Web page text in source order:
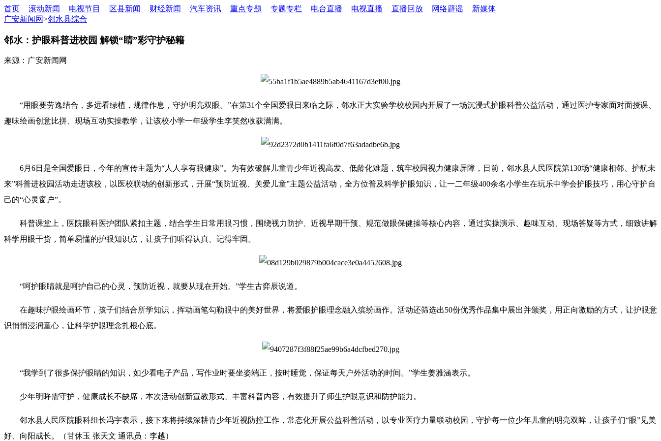
首页 滚动新闻 电视节目 区县新闻 财经新闻 汽车资讯 重点专题 专题专栏 电台直播 电视直播 直播回放 网络辟谣
新媒体
广安新闻网>邻水县综合
邻水：护眼科普进校园 解锁“睛”彩守护秘籍
来源：广安新闻网
“用眼要劳逸结合，多远看绿植，规律作息，守护明亮双眼。”在第31个全国爱眼日来临之际，邻水正大实验学校校园内开展了一场沉浸式护眼科普公益活动，通过医护专家面对面授课、
趣味绘画创意比拼、现场互动实操教学，让该校小学一年级学生李笑然收获满满。
6月6日是全国爱眼日，今年的宣传主题为“人人享有眼健康”。为有效破解儿童青少年近视高发、低龄化难题，筑牢校园视力健康屏障，日前，邻水县人民医院第130场“健康相邻、护航未
来”科普进校园活动走进该校，以医校联动的创新形式，开展“预防近视、关爱儿童”主题公益活动，全方位普及科学护眼知识，让一二年级400余名小学生在玩乐中学会护眼技巧，用心守护自
己的“心灵窗户”。
科普课堂上，医院眼科医护团队紧扣主题，结合学生日常用眼习惯，围绕视力防护、近视早期干预、规范做眼保健操等核心内容，通过实操演示、趣味互动、现场答疑等方式，细致讲解
科学用眼干货，简单易懂的护眼知识点，让孩子们听得认真、记得牢固。
“呵护眼睛就是呵护自己的心灵，预防近视，就要从现在开始。”学生古弈辰说道。
在趣味护眼绘画环节，孩子们结合所学知识，挥动画笔勾勒眼中的美好世界，将爱眼护眼理念融入缤纷画作。活动还筛选出50份优秀作品集中展出并颁奖，用正向激励的方式，让护眼意
识悄悄浸润童心，让科学护眼理念扎根心底。
“我学到了很多保护眼睛的知识，如少看电子产品，写作业时要坐姿端正，按时睡觉，保证每天户外活动的时间。”学生姜雅涵表示。
少年明眸需守护，健康成长不缺席，本次活动创新宣教形式、丰富科普内容，有效提升了师生护眼意识和防护能力。
邻水县人民医院眼科组长冯宇表示，接下来将持续深耕青少年近视防控工作，常态化开展公益科普活动，以专业医疗力量联动校园，守护每一位少年儿童的明亮双眸，让孩子们“眼”见美
好、向阳成长。（甘休玉 张天文 通讯员：李越）